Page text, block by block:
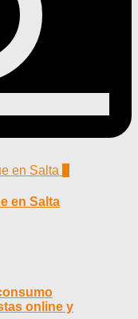
en Salta
online y